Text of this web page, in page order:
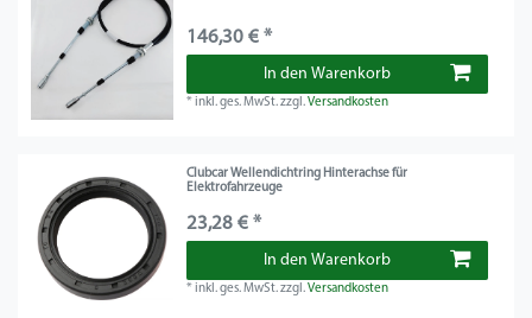
146,30 € *
In den Warenkorb
*inkl. ges. MwSt.zzgl.Versandkosten
Clubcar Wellendichtring Hinterachse für
Elektrofahrzeuge
23,28 € *
In den Warenkorb
*inkl. ges. MwSt.zzgl.Versandkosten